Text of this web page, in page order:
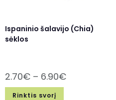
Ispaninio šalavijo (Chia)
sėklos
2.70€ – 6.90€
Rinktis svorį